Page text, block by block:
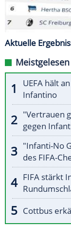
Aktuelle
Meistgelesen
UEFA hält
Infantino
"Vertrauen
gegen
"Infanti-No
des FIFA-
FIFA stärkt
Cottbus